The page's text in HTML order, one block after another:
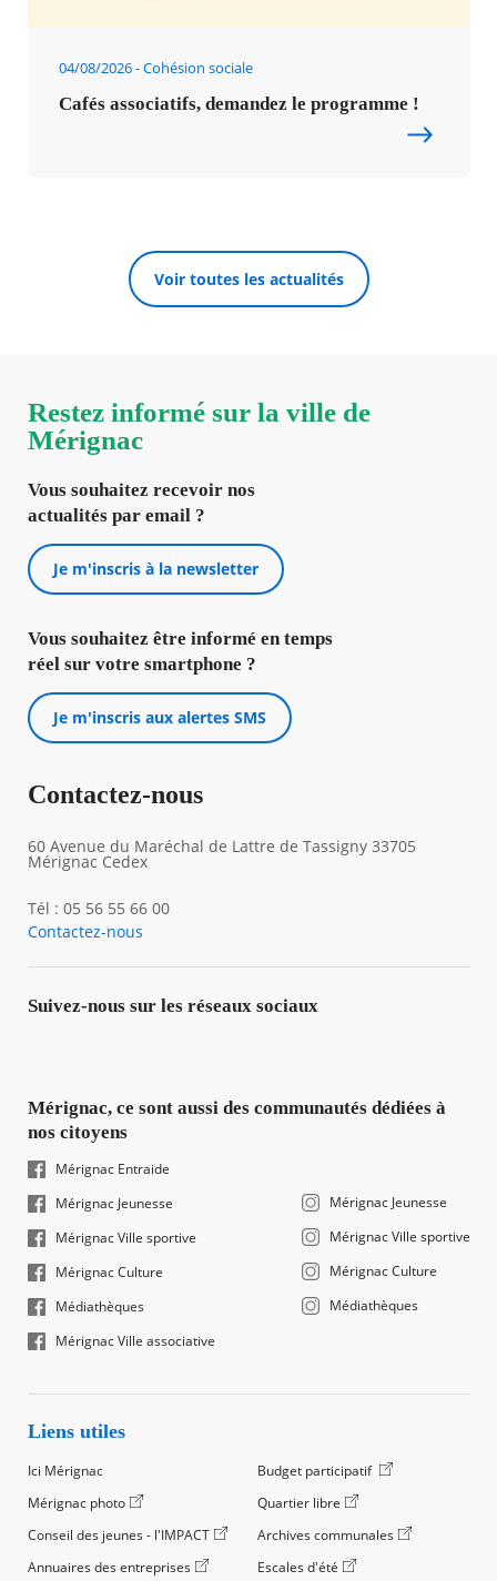
04/08/2026 Cohésion sociale
Cafés associatifs, demandez le programme !
Voir toutes les actualités
Restez informé sur la ville de
Mérignac
Vous souhaitez recevoir nos
actualités par email ?
Je m'inscris à la newsletter
Vous souhaitez être informé en temps
réel sur votre smartphone ?
Je m'inscris aux alertes SMS
Contactez-nous
60 Avenue du Maréchal de Lattre de Tassigny 33705
Mérignac Cedex
Tél : 05 56 55 66 00
Contactez-nous
Suivez-nous sur les réseaux sociaux
Mérignac, ce sont aussi des communautés dédiées à
nos citoyens
Mérignac Entraide
Mérignac Jeunesse
Mérignac Ville sportive
Mérignac Culture
Médiathèques
Mérignac Ville associative
Mérignac Jeunesse
Mérignac Ville sportive
Mérignac Culture
Médiathèques
Liens utiles
Ici Mérignac
Budget participatif
Mérignac photo
Quartier libre
Conseil des jeunes - l'IMPACT
Archives communales
Annuaires des entreprises
Escales d'été